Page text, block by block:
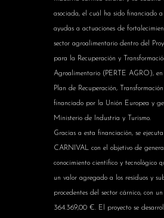
asociada, el cuál ha sido financiado
ayudas a actuaciones de
sector agroalimentario dentro del
para la Recuperación y
Agroalimentario (PERTE AGRO), en
Plan de Recuperación,
financiado por la Unión Europea y
Ministerio de Industria y Turismo.
Gracias a esta financiación, se
CARNIVAL con el objetivo de
conocimiento científico y tecnológico
un valor agregado a los residuos y
procedentes del sector cárnico, con
364.369,00 €. El proyecto se